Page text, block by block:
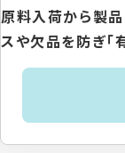
原料入荷から製
スや欠品を防ぎ「